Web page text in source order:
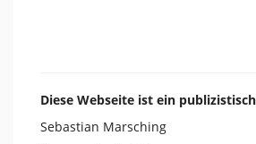
Diese Webseite ist ein
Sebastian Marsching